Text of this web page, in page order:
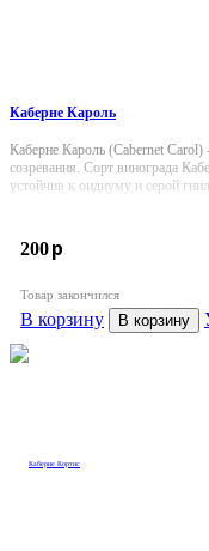
Каберне Кароль
Каберне Кароль (Cabernet Carol)
созревания. Сорт винограда
устойчив к оидиуму и серой
200p
Товар закончился
В корзину В корзину